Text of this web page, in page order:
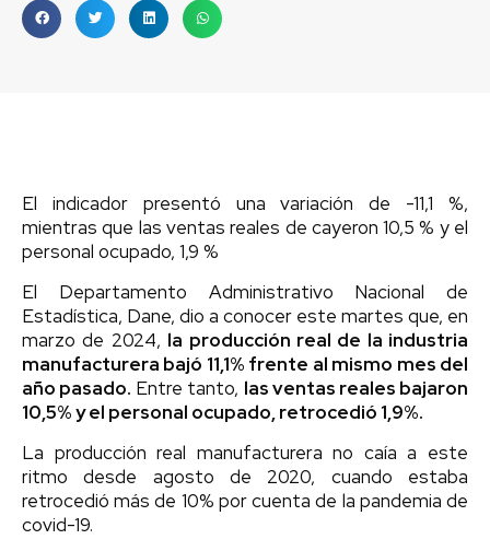
El indicador presentó una variación de -11,1 %,
mientras que las ventas reales de cayeron 10,5 % y el
personal ocupado, 1,9 %
El Departamento Administrativo Nacional de
Estadística, Dane, dio a conocer este martes que, en
marzo de 2024, la producción real de la industria
manufacturera bajó 11,1% frente al mismo mes del
año pasado. Entre tanto, las ventas reales bajaron
10,5% y el personal ocupado, retrocedió 1,9%.
La producción real manufacturera no caía a este
ritmo desde agosto de 2020, cuando estaba
retrocedió más de 10% por cuenta de la pandemia de
covid-19.